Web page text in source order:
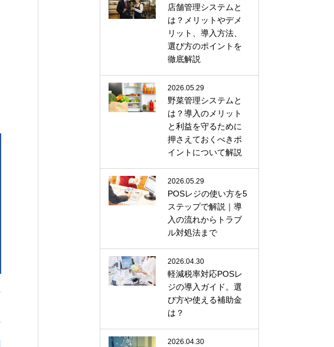
店舗管理システムと
は？メリットやデメ
リット、導入方法、
選び方のポイントを
徹底解説
2026.05.29
野菜管理システムと
は？導入のメリット
と利益を守るために
押さえておくべきポ
イントについて解説
2026.05.29
POSレジの使い方を5
ステップで解説｜導
入の流れからトラブ
ル対処法まで
2026.04.30
軽減税率対応POSレ
ジの導入ガイド。選
び方や使える補助金
は？
2026.04.30